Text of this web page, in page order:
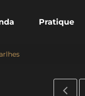
Pratique